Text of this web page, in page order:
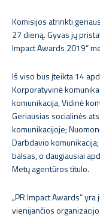
Komisijos atrinkti
27 dieną. Gyvas jų
Impact Awards 2019“
Iš viso bus įteikta 14
Korporatyvinė
komunikacija, Vidinė
Geriausias socialinės
komunikacijoje;
Darbdavio
balsas, o daugiausiai
Metų agentūros titulo.
„PR Impact Awards“
vienijančios